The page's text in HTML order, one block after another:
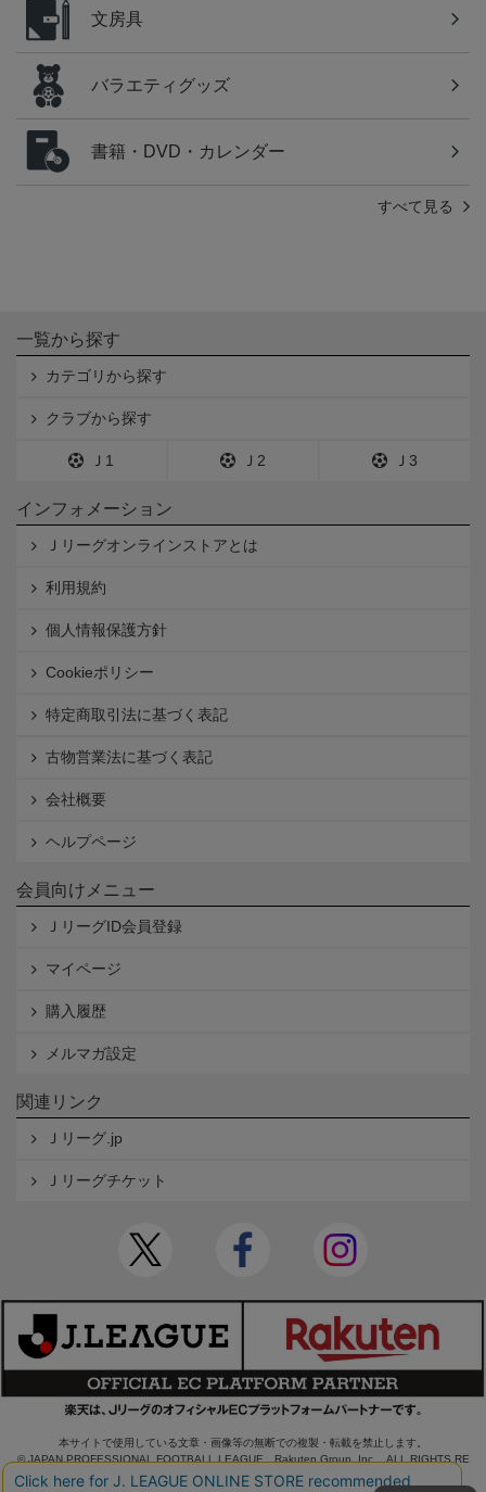
文房具
バラエティグッズ
書籍・DVD・カレンダー
すべて見る
一覧から探す
カテゴリから探す
クラブから探す
Ｊ1 Ｊ2 Ｊ3
インフォメーション
Ｊリーグオンラインストアとは
利用規約
個人情報保護方針
Cookieポリシー
特定商取引法に基づく表記
古物営業法に基づく表記
会社概要
ヘルプページ
会員向けメニュー
ＪリーグID会員登録
マイページ
購入履歴
メルマガ設定
関連リンク
Ｊリーグ.jp
Ｊリーグチケット
本サイトで使用している文章・画像等の無断での複製・転載を禁止します。
© JAPAN PROFESSIONAL FOOTBALL LEAGUE Rakuten Group, Inc. ALL RIGHTS RE
SERVED.